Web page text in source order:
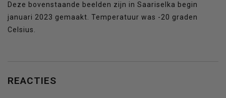
Deze bovenstaande beelden zijn in Saariselka begin
januari 2023 gemaakt. Temperatuur was -20 graden
Celsius.
REACTIES